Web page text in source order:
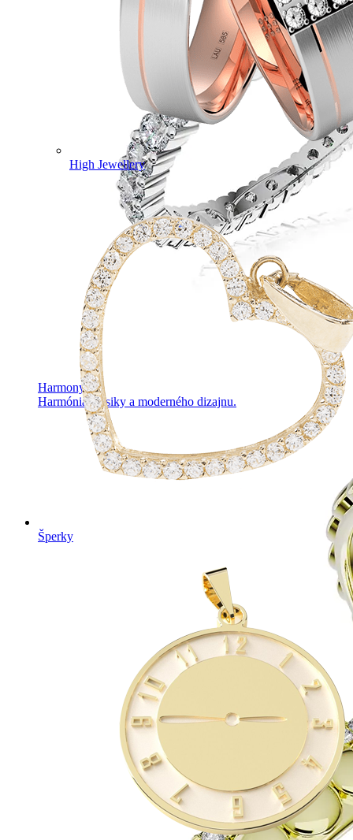
Harmony
Harmónia klasiky a moderného dizajnu.
High Jewellery
Šperky